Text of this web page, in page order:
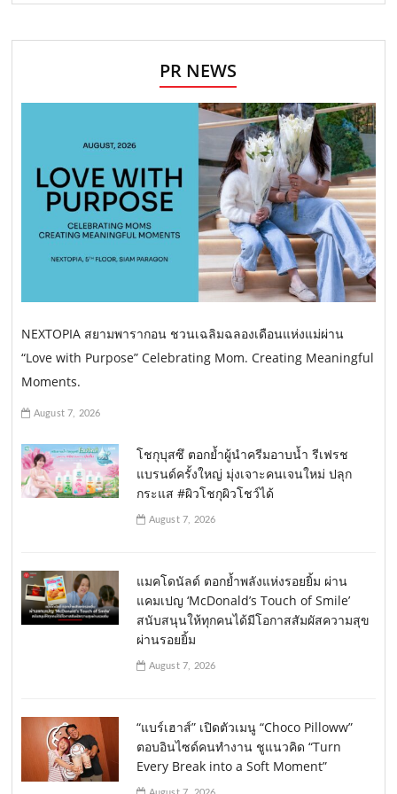
PR NEWS
NEXTOPIA สยามพารากอน ชวนเฉลิมฉลองเดือนแห่งแม่ผ่าน
“Love with Purpose” Celebrating Mom. Creating Meaningful
Moments.
August 7, 2026
โชกุบุสซึ ตอกย้ำผู้นำครีมอาบน้ำ รีเฟรช
แบรนด์ครั้งใหญ่ มุ่งเจาะคนเจนใหม่ ปลุก
กระแส #ผิวโชกุผิวโชว์ได้
August 7, 2026
แมคโดนัลด์ ตอกย้ำพลังแห่งรอยยิ้ม ผ่าน
แคมเปญ ‘McDonald’s Touch of Smile’
สนับสนุนให้ทุกคนได้มีโอกาสสัมผัสความสุข
ผ่านรอยยิ้ม
August 7, 2026
“แบร์เฮาส์” เปิดตัวเมนู “Choco Pilloww”
ตอบอินไซด์คนทำงาน ชูแนวคิด “Turn
Every Break into a Soft Moment”